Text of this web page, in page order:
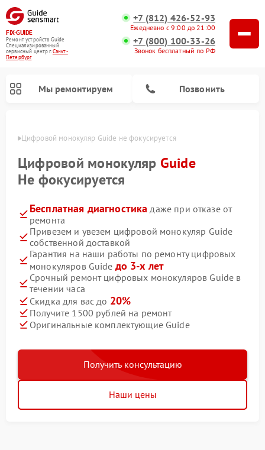
FIX-GUIDE
Ремонт устройств Guide
Специализированный
cервисный центр г.Санкт-
Петербург
+7 (812) 426-52-93
Ежедневно с 9:00 до 21:00
+7 (800) 100-33-26
Звонок бесплатный по РФ
Мы ремонтируем Позвонить
Цифровой монокуляр Guide не фокусируется
Цифровой монокуляр Guide
Не фокусируется
Бесплатная диагностика даже при отказе от
ремонта
Привезем и увезем цифровой монокуляр Guide
собственной доставкой
Гарантия на наши работы по ремонту цифровых
монокуляров Guide до 3-х лет
Срочный ремонт цифровых монокуляров Guide в
течении часа
Скидка для вас до 20%
Получите 1500 рублей на ремонт
Оригинальные комплектующие Guide
Получить консультацию
Наши цены